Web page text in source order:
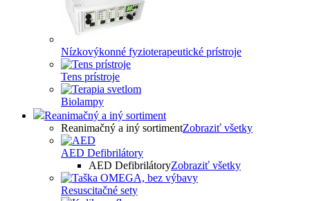
Nízkovýkonné fyzioterapeutické prístroje
Tens prístroje
Biolampy
Reanimačný a iný sortiment
Reanimačný a iný sortimentZobraziť všetky
AED Defibrilátory
AED DefibrilátoryZobraziť všetky
Resuscitačné sety